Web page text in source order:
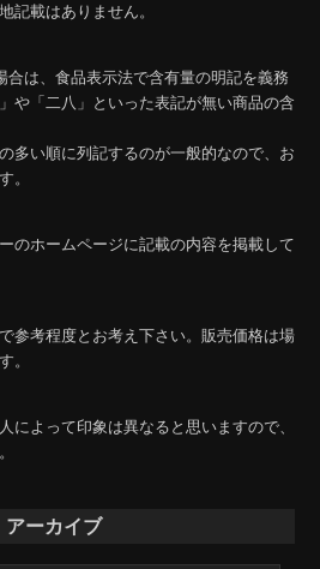
記載はありません。
合は、食品表示法で含有量の明記を義務
や「二八」といった表記が無い商品の含
多い順に列記するのが一般的なので、お
。
のホームページに記載の内容を掲載して
参考程度とお考え下さい。販売価格は場
。
によって印象は異なると思いますので、
アーカイブ